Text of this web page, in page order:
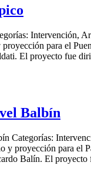
Intervención,
para el
El proyecto fue
Balbín
Categorías:
y proyección para el
Balín. El proyecto